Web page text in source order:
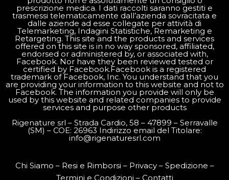
prescrizione medica. I dati raccolti saranno gestiti e
trasmessi telematicamente dall’azienda sovracitata e
dalle aziende ad esse collegate per attività di
Telemarketing, Indagini Statistiche, Remarketing e
Retargeting. This site and the products and services
offered on this site is in no way sponsored, affiliated,
endorsed or administered by, or associated with,
Facebook. Nor have they been reviewed tested or
certified by Facebook.Facebook is a registered
trademark of Facebook, Inc. You understand that you
are providing your information to this website and not to
Facebook. The information you provide will only be
used by this website and related companies to provide
services and purpose other products
Rigenature srl – Strada Cardio, 58 – 47899 – Serravalle
(SM) – COE: 26963 Indirizzo email del Titolare:
info@rigenaturesrl.com
Chi Siamo – Resi e Rimborsi – Privacy– Spedizione –
Termini e Condizioni – Contatti